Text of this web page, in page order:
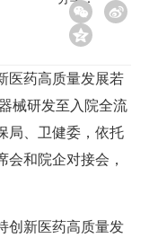
药高质量发展若
械研发至入院全流
局、卫健委，依托
和院企对接会，
新医药高质量发